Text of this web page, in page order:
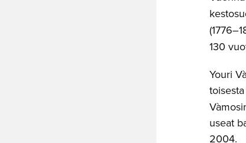
130
Youri
useat
2004.